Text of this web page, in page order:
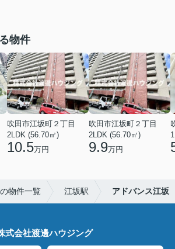
物件
吹田市江坂町２丁目
2LDK (56.70㎡)
10.5万円
吹田市江坂町２丁目
2LDK (56.70㎡)
9.9万円
物件一覧 江坂駅 アドバンス江坂
式会社渡邊ハウジング